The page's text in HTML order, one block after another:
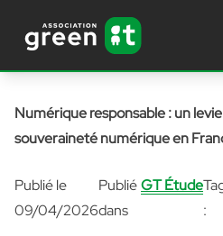
Numérique responsable : un
souveraineté numérique en
Publié le
09/04/2026
Publié
dans
GT Étude
: